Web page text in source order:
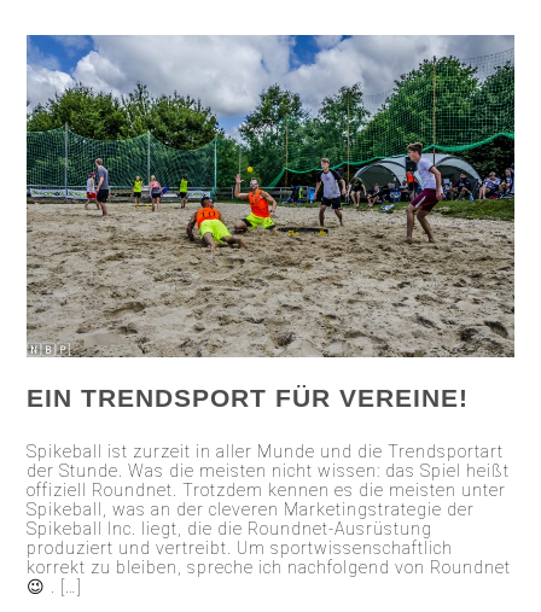
EIN TRENDSPORT FÜR VEREINE!
Spikeball ist zurzeit in aller Munde und die Trendsportart
der Stunde. Was die meisten nicht wissen: das Spiel heißt
offiziell Roundnet. Trotzdem kennen es die meisten unter
Spikeball, was an der cleveren Marketingstrategie der
Spikeball Inc. liegt, die die Roundnet-Ausrüstung
produziert und vertreibt. Um sportwissenschaftlich
korrekt zu bleiben, spreche ich nachfolgend von Roundnet
😉 . […]